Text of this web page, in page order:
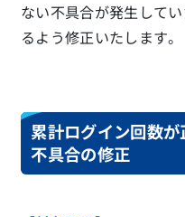
ない不具合が発生して
るよう修正いたします。
累計ログイン回数
不具合の修正